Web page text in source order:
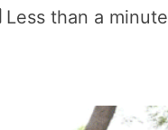
Less than a minute